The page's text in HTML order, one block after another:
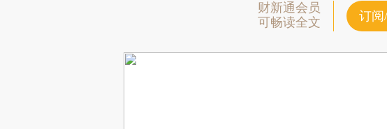
财新通会员
可畅读全文
订阅